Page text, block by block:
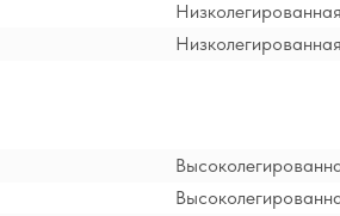
Низколегированная
Низколегированная